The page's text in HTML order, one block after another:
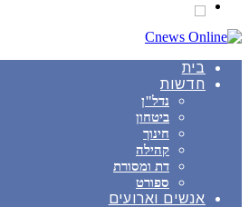
בית
חדשות
נדל"ן
ביטחון
חינוך
קהילה
דת ומסורת
ספורט
אנשים וארועים